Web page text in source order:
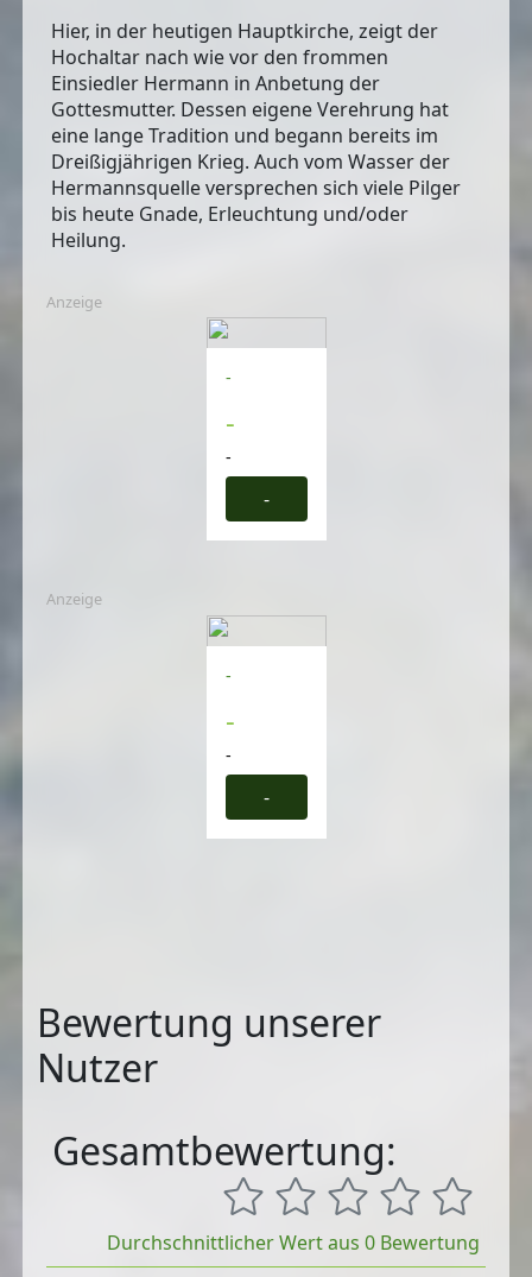
Hier, in der heutigen Hauptkirche, zeigt der
Hochaltar nach wie vor den frommen
Einsiedler Hermann in Anbetung der
Gottesmutter. Dessen eigene Verehrung hat
eine lange Tradition und begann bereits im
Dreißigjährigen Krieg. Auch vomWasser der
Hermannsquelleversprechen sich viele Pilger
bis heute Gnade, Erleuchtung und/oder
Heilung.
Anzeige
-
-
-
-
Anzeige
-
-
-
-
Bewertung unserer
Nutzer
Gesamtbewertung:
Durchschnittlicher Wert aus 0 Bewertung